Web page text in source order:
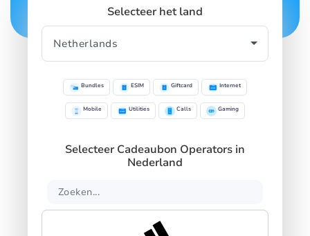
Selecteer het land
Bundles ESIM Giftcard Internet
Mobile Utilities Calls Gaming
Selecteer Cadeaubon Operators in
Nederland